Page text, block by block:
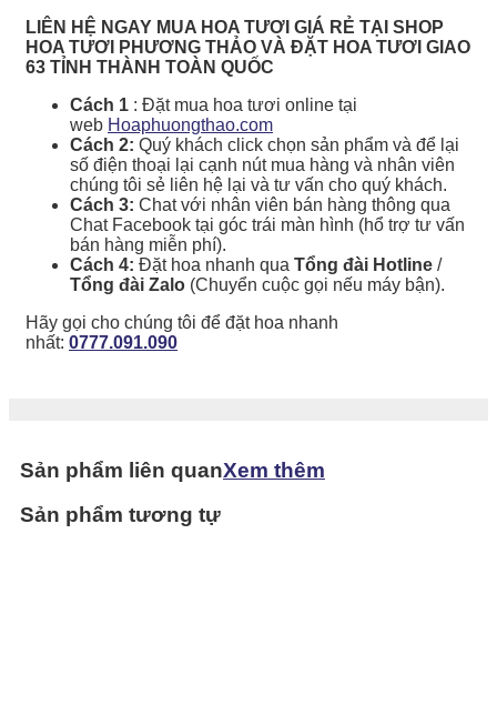
LIÊN HỆ NGAY MUA HOA TƯƠI GIÁ RẺ TẠI SHOP
HOA TƯƠI PHƯƠNG THẢO VÀ ĐẶT HOA TƯƠI GIAO
63 TỈNH THÀNH TOÀN QUỐC
Cách 1 : Đặt mua hoa tươi online tại
web Hoaphuongthao.com
Cách 2: Quý khách click chọn sản phẩm và để lại
số điện thoại lại cạnh nút mua hàng và nhân viên
chúng tôi sẻ liên hệ lại và tư vấn cho quý khách.
Cách 3: Chat với nhân viên bán hàng thông qua
Chat Facebook tại góc trái màn hình (hổ trợ tư vấn
bán hàng miễn phí).
Cách 4: Đặt hoa nhanh qua Tổng đài Hotline /
Tổng đài Zalo (Chuyển cuộc gọi nếu máy bận).
Hãy gọi cho chúng tôi để đặt hoa nhanh
nhất: 0777.091.090
Sản phẩm liên quanXem thêm
Sản phẩm tương tự